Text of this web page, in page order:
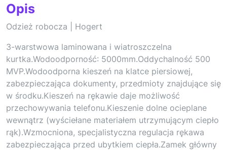
Opis
Odzież robocza | Hogert
3-warstwowa laminowana i wiatroszczelna
kurtka.Wodoodporność: 5000mm.Oddychalność 500
MVP.Wodoodporna kieszeń na klatce piersiowej,
zabezpieczająca dokumenty, przedmioty znajdujące się
w środku.Kieszeń na rękawie daje możliwość
przechowywania telefonu.Kieszenie dolne ocieplane
wewnątrz (wyściełane materiałem utrzymującym ciepło
rąk).Wzmocniona, specjalistyczna regulacja rękawa
zabezpieczająca przed ubytkiem ciepła.Zamek główny